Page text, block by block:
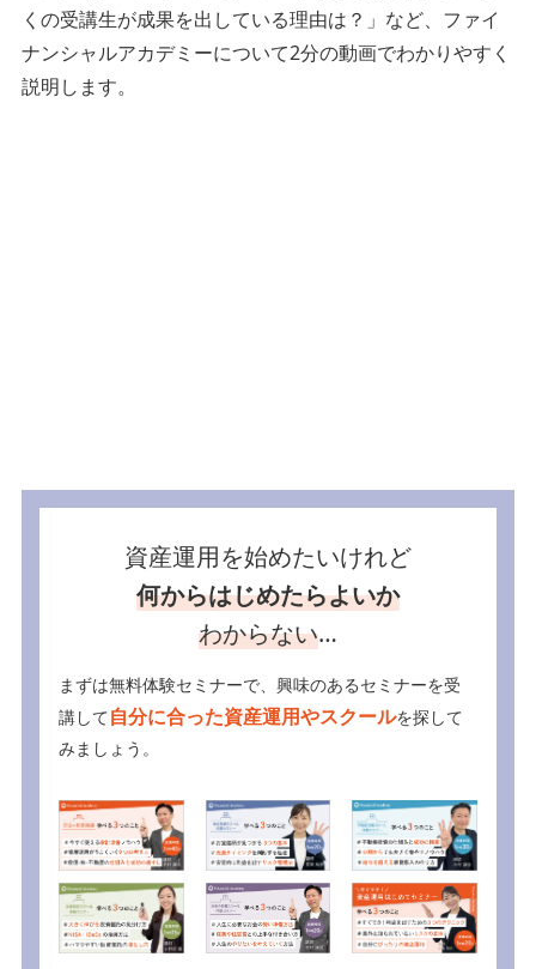
くの受講生が成果を出している理由は？」など、ファイ
ナンシャルアカデミーについて2分の動画でわかりやすく
説明します。
資産運用を始めたいけれど
何からはじめたらよいか
わからない…
まずは無料体験セミナーで、興味のあるセミナーを受
講して自分に合った資産運用やスクールを探して
みましょう。